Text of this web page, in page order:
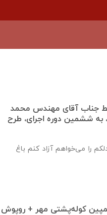
توسط جناب آقای مهندس محمد
به ششمین دوره اجرای، طرح
را می‌خواهم آزاد کنم باغ
کوله‌پشتی مهر + روپوش